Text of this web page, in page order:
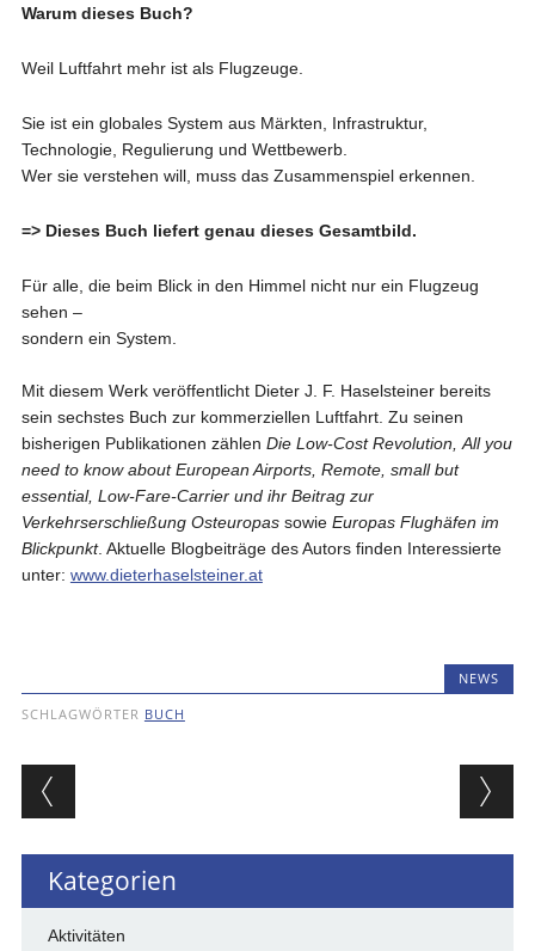
Warum dieses Buch?
Weil Luftfahrt mehr ist als Flugzeuge.
Sie ist ein globales System aus Märkten, Infrastruktur,
Technologie, Regulierung und Wettbewerb.
Wer sie verstehen will, muss das Zusammenspiel erkennen.
=> Dieses Buch liefert genau dieses Gesamtbild.
Für alle, die beim Blick in den Himmel nicht nur ein Flugzeug
sehen –
sondern ein System.
Mit diesem Werk veröffentlicht Dieter J. F. Haselsteiner bereits
sein sechstes Buch zur kommerziellen Luftfahrt. Zu seinen
bisherigen Publikationen zählen Die Low-Cost Revolution, All you
need to know about European Airports, Remote, small but
essential, Low-Fare-Carrier und ihr Beitrag zur
Verkehrserschließung Osteuropassowie Europas Flughäfen im
Blickpunkt. Aktuelle Blogbeiträge des Autors finden Interessierte
unter: www.dieterhaselsteiner.at
NEWS
SCHLAGWÖRTER BUCH
Beitragsnavigation
Kategorien
Aktivitäten